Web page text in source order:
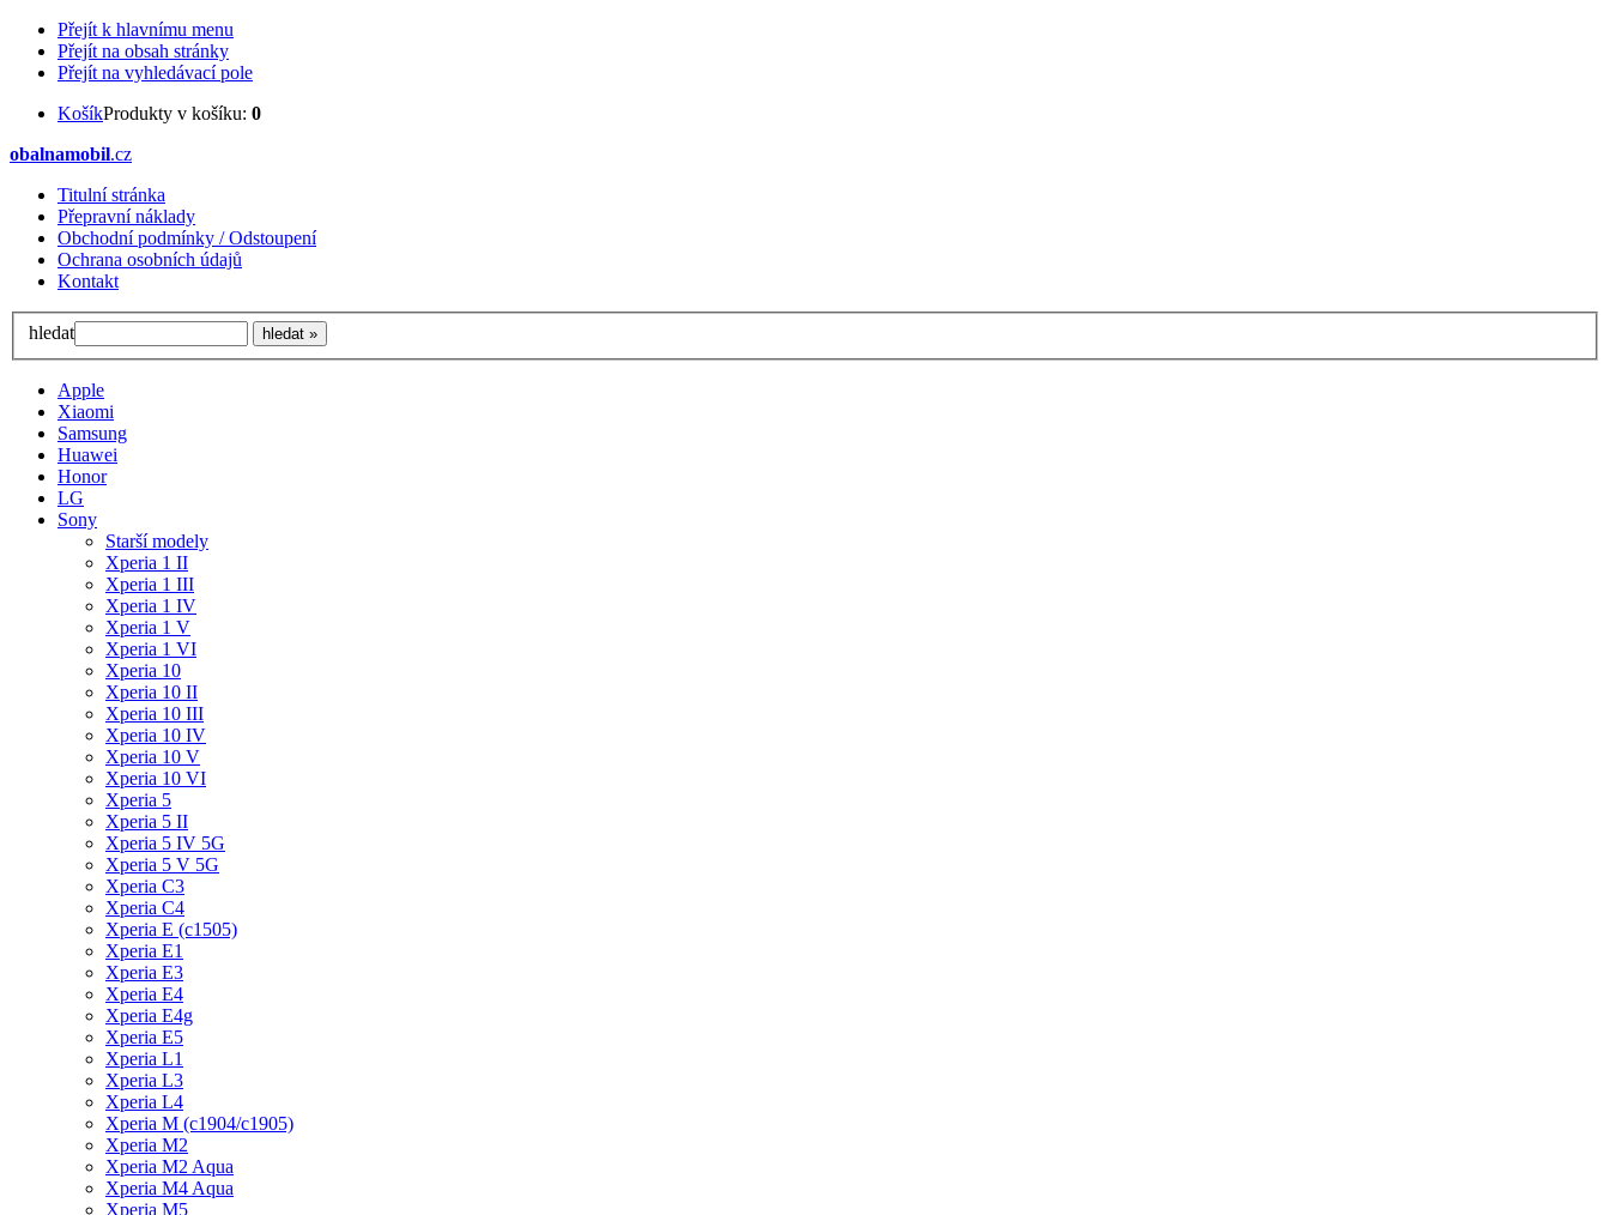
Přejít k hlavnímu menu
Přejít na obsah stránky
Přejít na vyhledávací pole
KošíkProdukty v košíku: 0
obalnamobil.cz
Titulní stránka
Přepravní náklady
Obchodní podmínky / Odstoupení
Ochrana osobních údajů
Kontakt
hledat
Apple
Xiaomi
Samsung
Huawei
Honor
LG
Sony
Starší modely
Xperia 1 II
Xperia 1 III
Xperia 1 IV
Xperia 1 V
Xperia 1 VI
Xperia 10
Xperia 10 II
Xperia 10 III
Xperia 10 IV
Xperia 10 V
Xperia 10 VI
Xperia 5
Xperia 5 II
Xperia 5 IV 5G
Xperia 5 V 5G
Xperia C3
Xperia C4
Xperia E (c1505)
Xperia E1
Xperia E3
Xperia E4
Xperia E4g
Xperia E5
Xperia L1
Xperia L3
Xperia L4
Xperia M (c1904/c1905)
Xperia M2
Xperia M2 Aqua
Xperia M4 Aqua
Xperia M5